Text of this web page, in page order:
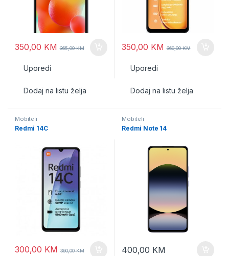
350,00 KM 365,00KM
Uporedi
Dodaj na listu želja
350,00 KM 360,00KM
Uporedi
Dodaj na listu želja
Mobiteli
Redmi 14C
300,00 KM 360,00KM
Mobiteli
Redmi Note 14
400,00 KM